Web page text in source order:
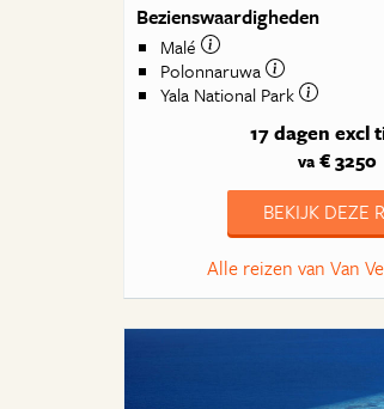
Bezienswaardigheden
Malé
Polonnaruwa
Yala National Park
17 dagen excl
va€ 3250
BEKIJK DEZE
Alle reizen van Van